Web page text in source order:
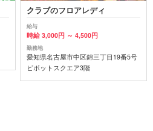
クラブのフロアレディ
給与
時給 3,000円 ～ 4,500円
勤務地
愛知県名古屋市中区錦三丁目19番5号
ピボットスクエア3階